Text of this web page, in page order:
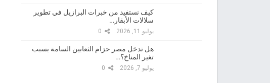
كيف نستفيد من خبرات البرازيل في تطوير
سلالات الأبقار…
يوليو 11, 2026
هل تدخل مصر حزام الثعابين السامة بسبب
تغير المناخ؟…
يوليو 7, 2026